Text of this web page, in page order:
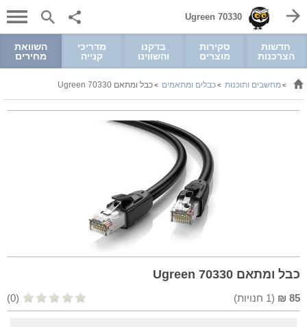
Ugreen 70330
חדשות
הצרכנות
סקירות
מוצרים
בדקנו
והשווינו
מדריכי
קנייה
השוואת
מחירים
>מחשבים ותוכנות >כבלים ומתאמים >כבל ומתאם Ugreen 70330
כבל ומתאם Ugreen 70330
85
₪
(
1 חנויות) (0)